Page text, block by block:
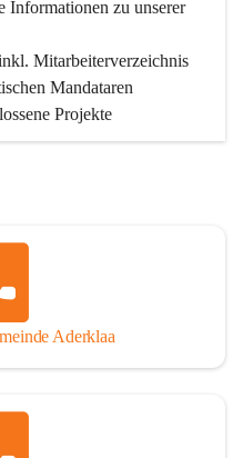
Informationen zu unserer
Mitarbeiterverzeichnis
Mandataren
Projekte
Aderklaa